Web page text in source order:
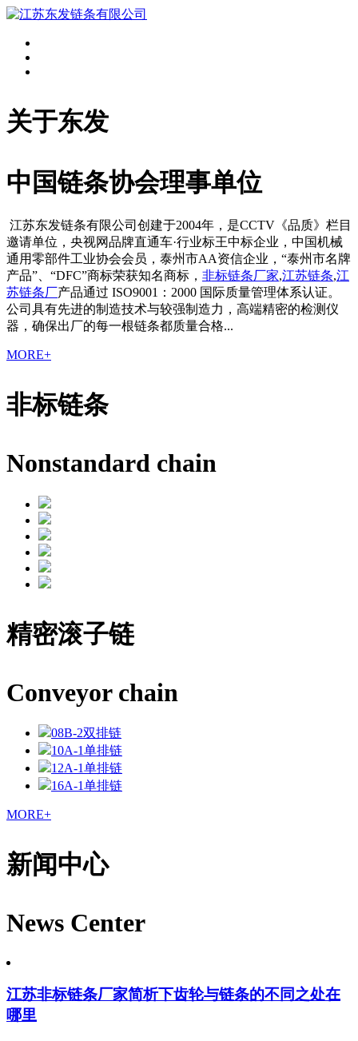
关于东发
中国链条协会理事单位
江苏东发链条有限公司创建于2004年，是CCTV《品质》栏目
邀请单位，央视网品牌直通车·行业标王中标企业，中国机械
通用零部件工业协会会员，泰州市AA资信企业，“泰州市名牌
产品”、“DFC”商标荣获知名商标， 非标链条厂家,江苏链条,江
苏链条厂产品通过 ISO9001：2000 国际质量管理体系认证。
公司具有先进的制造技术与较强制造力，高端精密的检测仪
器，确保出厂的每一根链条都质量合格...
MORE+
非标链条
Nonstandard chain
精密滚子链
Conveyor chain
08B-2双排链
10A-1单排链
12A-1单排链
16A-1单排链
MORE+
新闻中心
News Center
江苏非标链条厂家简析下齿轮与链条的不同之处在
哪里